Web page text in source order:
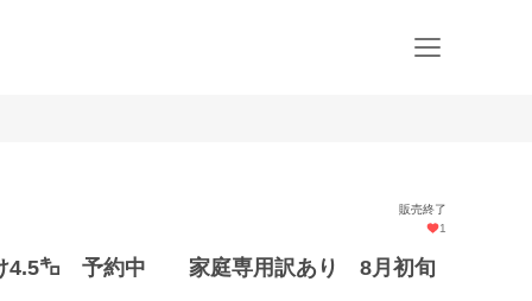
販売終了
1
4.5㌔ 予約中 家庭専用訳あり 8月初旬